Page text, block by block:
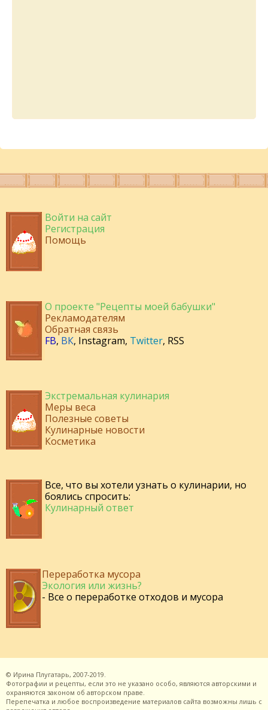
Войти на сайт
Регистрация
Помощь
О проекте "Рецепты моей бабушки"
Рекламодателям
Обратная связь
FB, ВК, Instagram, Twitter, RSS
Экстремальная кулинария
Меры веса
Полезные советы
Кулинарные новости
Косметика
Все, что вы хотели узнать о кулинарии, но
боялись спросить:
Кулинарный ответ
Переработка мусора
Экология или жизнь?
- Все о переработке отходов и мусора
© Ирина Плугатарь, 2007-2019.
Фотографии и рецепты, если это не указано особо, являются авторскими и
охраняются законом об авторском праве.
Перепечатка и любое воспроизведение материалов сайта возможны лишь с